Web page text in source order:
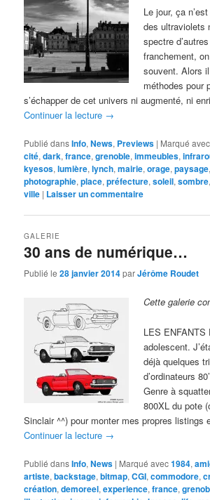
Le jour, ça
des ultraviolets
spectre
franchement,
souvent. Alors
méthodes pour
s’échapper de cet univers ni augmenté, ni
Continuer la lecture →
Publié dansInfo,News, Previews | Marqué avec
cité,dark,france,grenoble,immeubles,
kyesos,lumière,lynch,mairie,orage,paysage
photographie,place,préfecture,soleil,sombre
ville | Laisser un commentaire
30 ans de numérique…
GALERIE
Publié le28 janvier 2014parJérôme Roudet
Cette galerie
LES ENFANTS
adolescent.
déjà quelques
d’ordinateurs
Genre à
800XL du pote
Sinclair ^^) pour monter mes propres
Continuer la lecture →
Publié dansInfo,News | Marqué avec1984,
artiste,backstage,bitmap,CGI,commodore,
création,demoreel,experience,france,